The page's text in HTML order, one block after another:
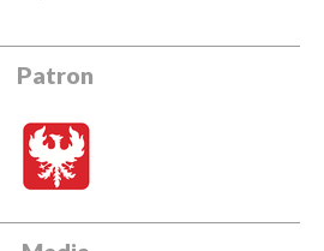
Patron